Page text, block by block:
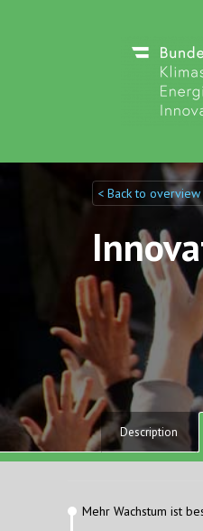
Discuto
< Back to
Description
Mehr Wachstum ist